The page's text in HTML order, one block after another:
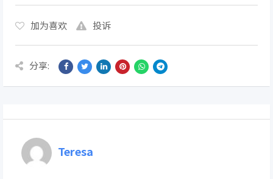
加为喜欢 投诉
分享:
Teresa